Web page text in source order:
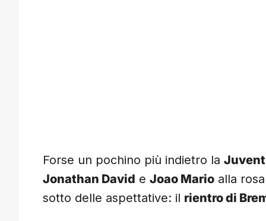
Forse un pochino più indietro la
Jonathan David e Joao Mario alla
sotto delle aspettative: il rientro di